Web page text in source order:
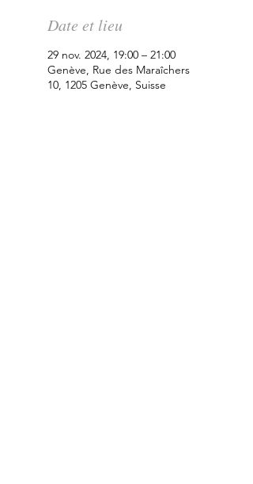
Date et lieu
29 nov. 2024, 19:00 – 21:00
Genève, Rue des Maraîchers
10, 1205 Genève, Suisse